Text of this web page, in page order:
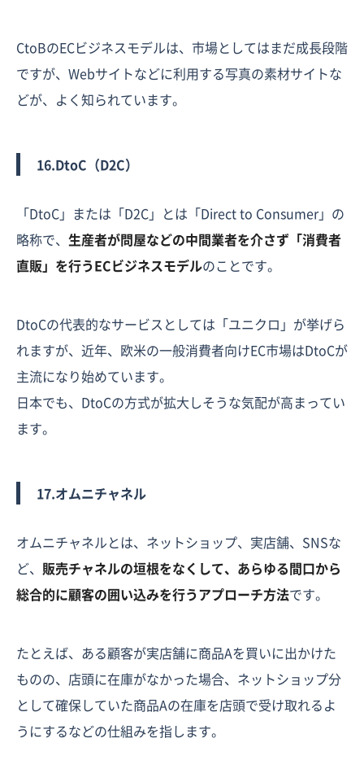
CtoBのECビジネスモデルは、市場としてはまだ成長段階
ですが、Webサイトなどに利用する写真の素材サイトな
どが、よく知られています。
16.DtoC（D2C）
「DtoC」または「D2C」とは「Direct to Consumer」の
略称で、 生産者が問屋などの中間業者を介さず「消費者
直販」を行うECビジネスモデルのことです。
DtoCの代表的なサービスとしては「ユニクロ」が挙げら
れますが、近年、欧米の一般消費者向けEC市場はDtoCが
主流になり始めています。
日本でも、DtoCの方式が拡大しそうな気配が高まってい
ます。
17.オムニチャネル
オムニチャネルとは、ネットショップ、実店舗、SNSな
ど、 販売チャネルの垣根をなくして、あらゆる間口から
総合的に顧客の囲い込みを行うアプローチ方法です。
たとえば、ある顧客が実店舗に商品Aを買いに出かけた
ものの、店頭に在庫がなかった場合、ネットショップ分
として確保していた商品Aの在庫を店頭で受け取れるよ
うにするなどの仕組みを指します。